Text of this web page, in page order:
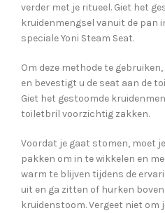
verder met je ritueel. Giet het
kruidenmengsel vanuit de pan
speciale Yoni Steam Seat.
Om deze methode te
en bevestigt u de seat aan de
Giet het gestoomde
toiletbril voorzichtig zakken.
Voordat je gaat stomen, moet
pakken om in te wikkelen en
warm te blijven tijdens de
uit en ga zitten of hurken boven
kruidenstoom. Vergeet niet om